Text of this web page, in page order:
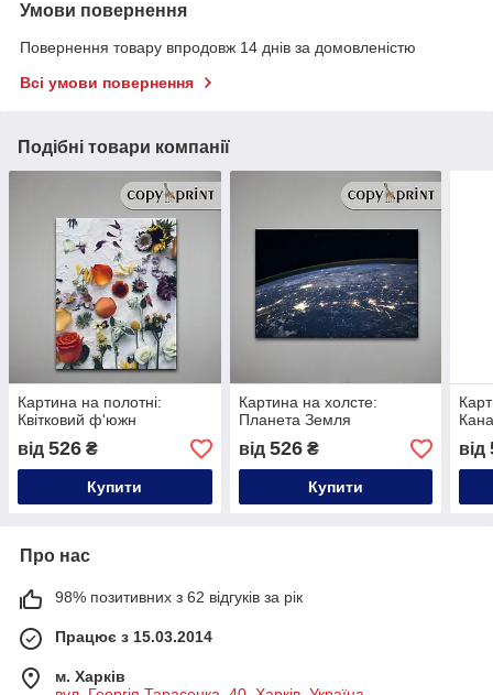
Умови повернення
Повернення товару впродовж 14 днів за домовленістю
Всі умови повернення
Подібні товари компанії
Картина на полотні:
Квітковий ф'южн
від 526 ₴
Купити
Картина на холсте:
Планета Земля
від 526₴
Купити
від
Про нас
98% позитивних з 62 відгуків за рік
Працює з 15.03.2014
м. Харків